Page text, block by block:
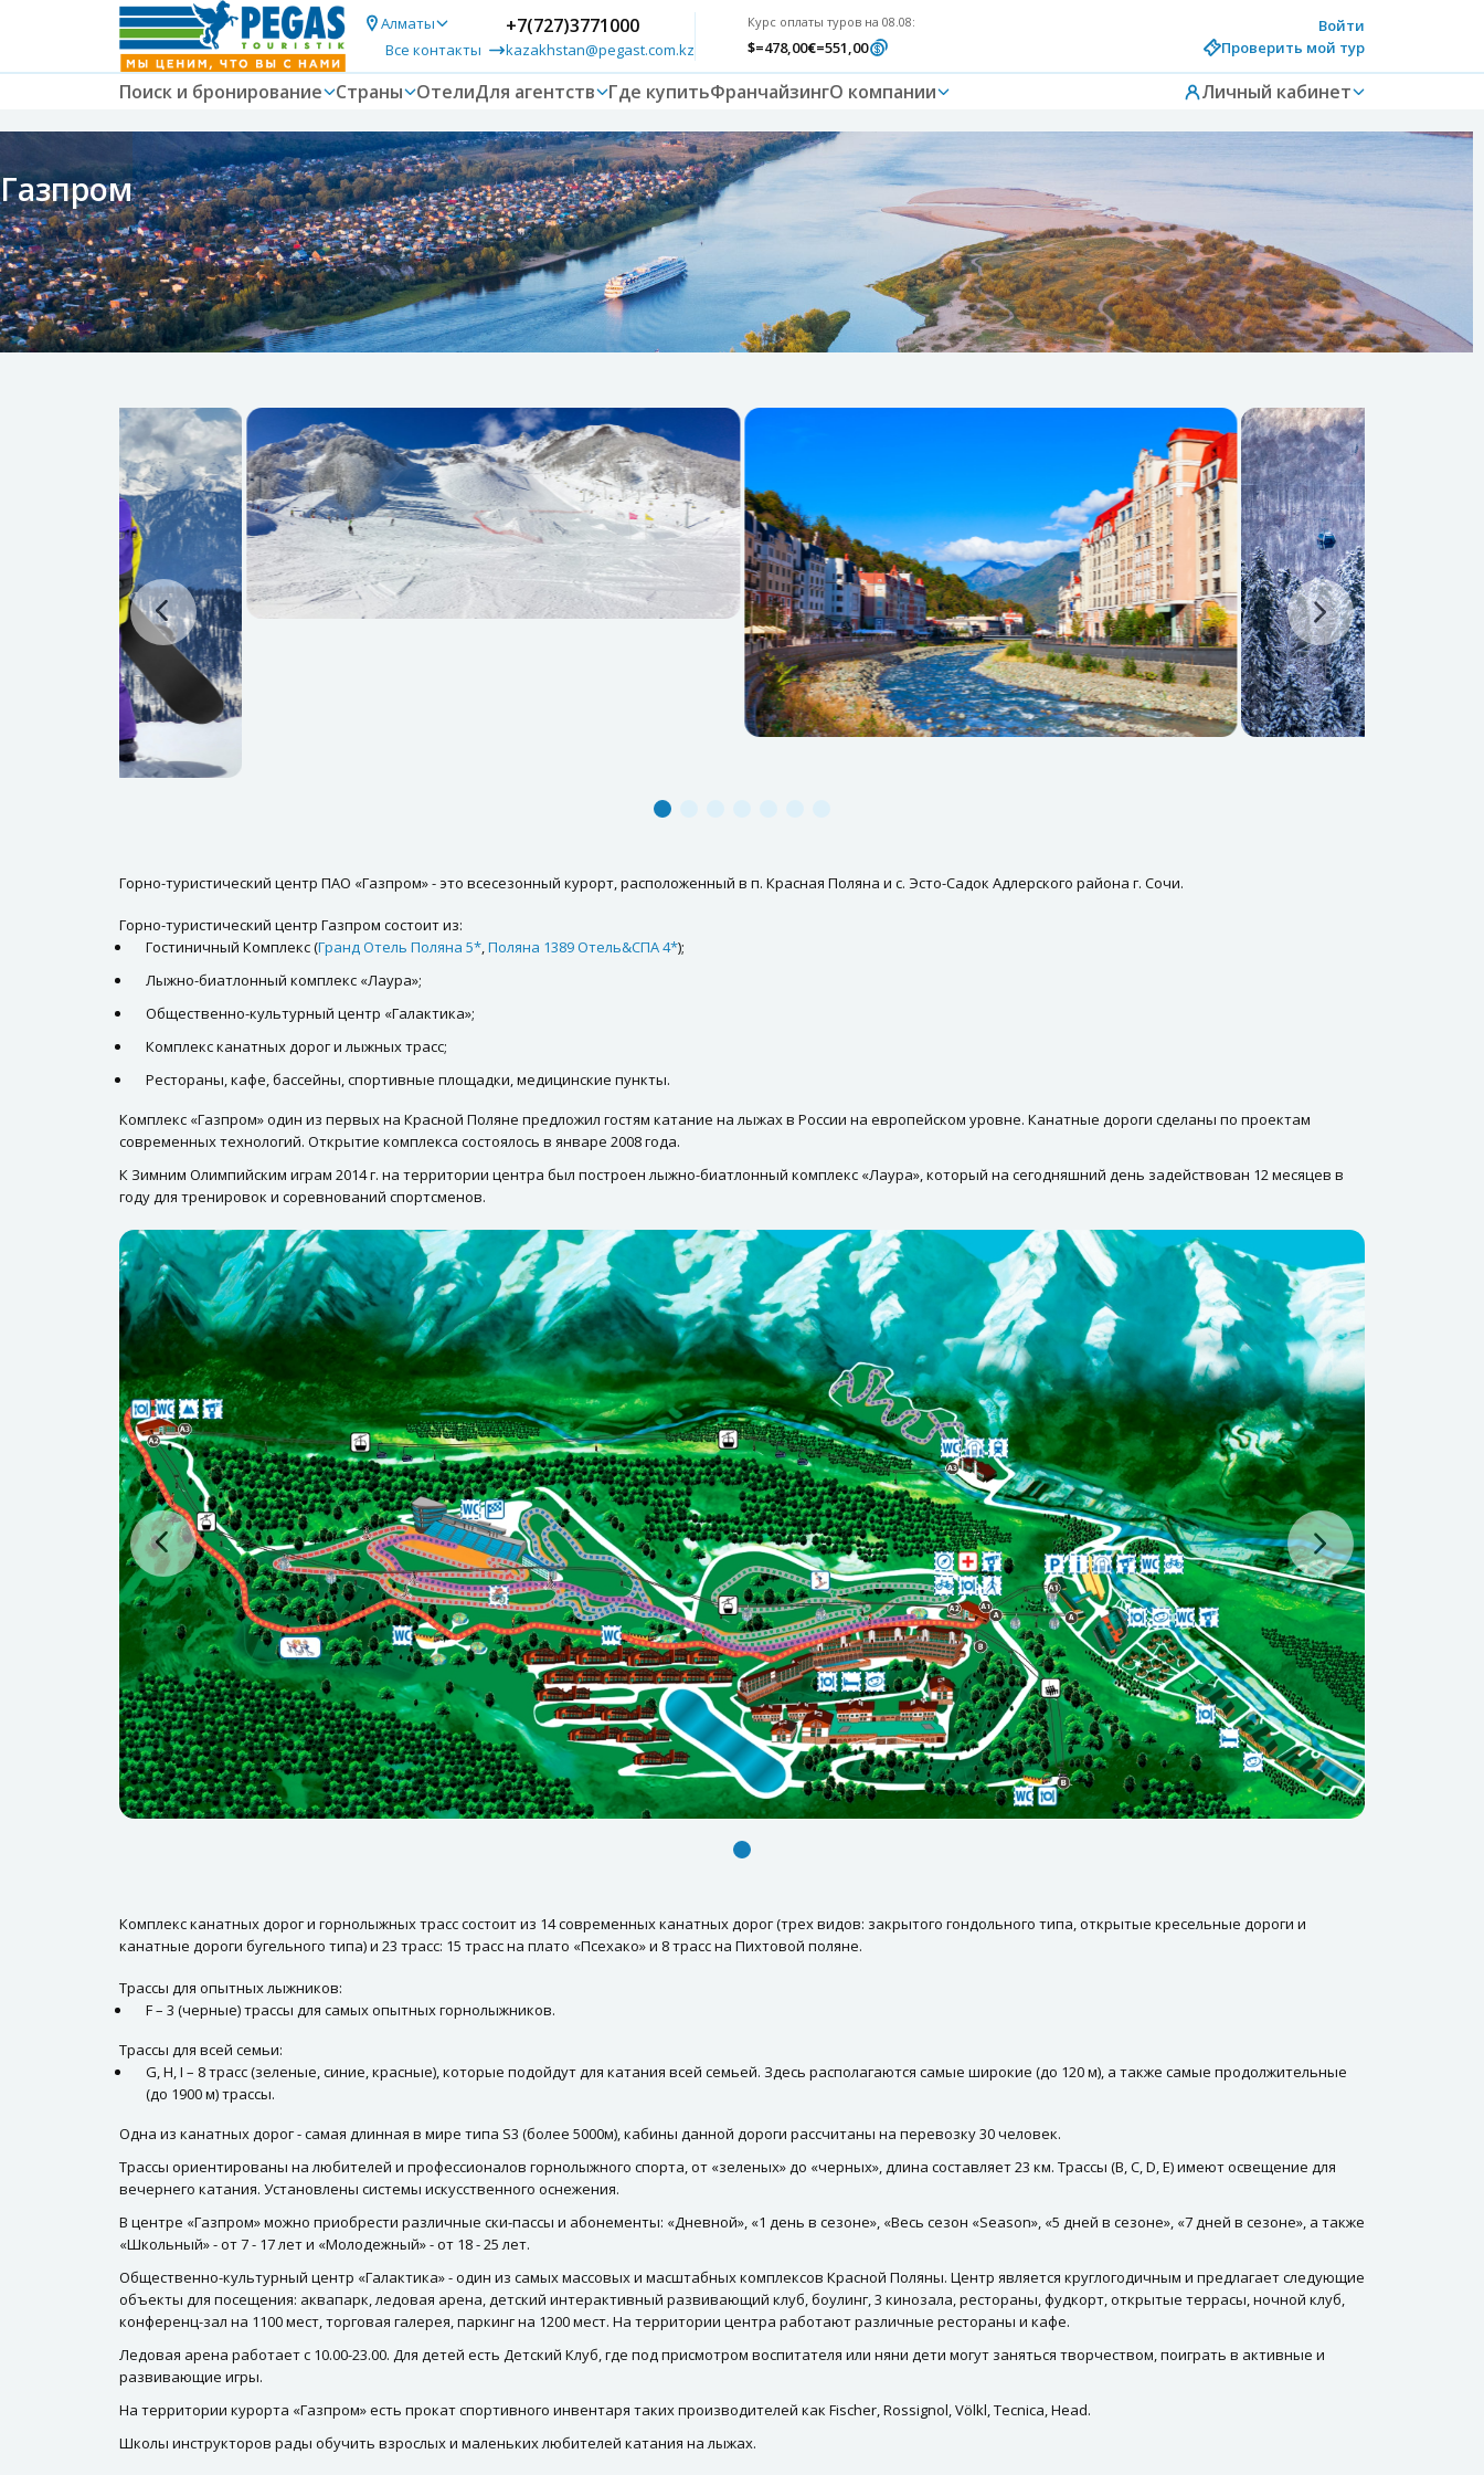
Алматы
Все контакты
+7(727)3771000
kazakhstan@pegast.com.kz
Курс оплаты туров на 08.08:
$=478,00€=551,00
Войти
Проверить мой тур
Поиск и бронирование Страны ОтелиДля агентств Где купитьФранчайзингО компании Личный кабинет
Газпром
Горно-туристический центр ПАО «Газпром» - это всесезонный курорт, расположенный в п. Красная Поляна и с. Эсто-Садок Адлерского района г. Сочи.
Горно-туристический центр Газпром состоит из:
Гостиничный Комплекс (Гранд Отель Поляна 5*,Поляна 1389 Отель&СПА 4*);
Лыжно-биатлонный комплекс «Лаура»;
Общественно-культурный центр «Галактика»;
Комплекс канатных дорог и лыжных трасс;
Рестораны, кафе, бассейны, спортивные площадки, медицинские пункты.
Комплекс «Газпром» один из первых на Красной Поляне предложил гостям катание на лыжах в России на европейском уровне. Канатные дороги сделаны по проектам
современных технологий. Открытие комплекса состоялось в январе 2008 года.
К Зимним Олимпийским играм 2014 г. на территории центра был построен лыжно-биатлонный комплекс «Лаура», который на сегодняшний день задействован 12 месяцев в
году для тренировок и соревнований спортсменов.
Комплекс канатных дорог и горнолыжных трасс состоит из 14 современных канатных дорог (трех видов: закрытого гондольного типа, открытые кресельные дороги и
канатные дороги бугельного типа) и 23 трасс: 15 трасс на плато «Псехако» и 8 трасс на Пихтовой поляне.
Трассы для опытных лыжников:
F – 3 (черные) трассы для самых опытных горнолыжников.
Трассы для всей семьи:
G, H, I – 8 трасс (зеленые, синие, красные), которые подойдут для катания всей семьей. Здесь располагаются самые широкие (до 120 м), а также самые продолжительные
(до 1900 м) трассы.
Одна из канатных дорог - самая длинная в мире типа S3 (более 5000м), кабины данной дороги рассчитаны на перевозку 30 человек.
Трассы ориентированы на любителей и профессионалов горнолыжного спорта, от «зеленых» до «черных», длина составляет 23 км. Трассы (В, С, D, Е) имеют освещение для
вечернего катания. Установлены системы искусственного оснежения.
В центре «Газпром» можно приобрести различные ски-пассы и абонементы: «Дневной», «1 день в сезоне», «Весь сезон «Season», «5 дней в сезоне», «7 дней в сезоне», а также
«Школьный» - от 7 - 17 лет и «Молодежный» - от 18 - 25 лет.
Общественно-культурный центр «Галактика» - один из самых массовых и масштабных комплексов Красной Поляны. Центр является круглогодичным и предлагает следующие
объекты для посещения: аквапарк, ледовая арена, детский интерактивный развивающий клуб, боулинг, 3 кинозала, рестораны, фудкорт, открытые террасы, ночной клуб,
конференц-зал на 1100 мест, торговая галерея, паркинг на 1200 мест. На территории центра работают различные рестораны и кафе.
Ледовая арена работает с 10.00-23.00. Для детей есть Детский Клуб, где под присмотром воспитателя или няни дети могут заняться творчеством, поиграть в активные и
развивающие игры.
На территории курорта «Газпром» есть прокат спортивного инвентаря таких производителей как Fischer, Rossignol, Völkl, Tecnica, Head.
Школы инструкторов рады обучить взрослых и маленьких любителей катания на лыжах.